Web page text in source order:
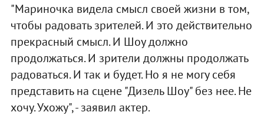
"Мариночка видела смысл своей жизни в том,
чтобы радовать зрителей. И это действительно
прекрасный смысл. И Шоу должно
продолжаться. И зрители должны продолжать
радоваться. И так и будет. Но я не могу себя
представить на сцене "Дизель Шоу" без нее. Не
хочу. Ухожу", - заявил актер.